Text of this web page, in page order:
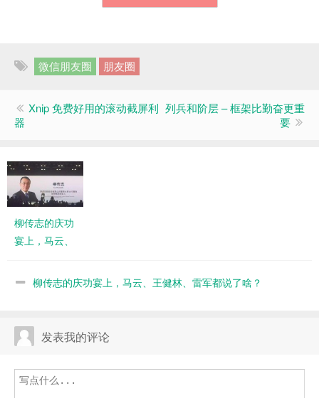
微信朋友圈 朋友圈
Xnip 免费好用的滚动截屏利
器
列兵和阶层 – 框架比勤奋更重
要
柳传志的庆功
宴上，马云、
都说了啥？
柳传志的庆功宴上，马云、王健林、雷军都说了啥？
发表我的评论